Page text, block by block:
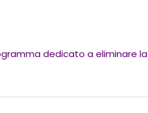
dedicato a eliminare